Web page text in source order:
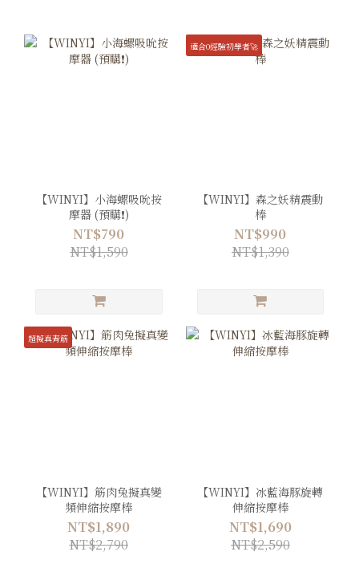
【WINYI】小海螺吸吮按
摩器 (預購❗️)
NT$790
NT$1,590
適合0經驗初學者🚀
【WINYI】森之妖精震動
棒
NT$990
NT$1,390
超擬真青筋
【WINYI】筋肉兔擬真變
頻伸縮按摩棒
NT$1,890
NT$2,790
【WINYI】冰藍海豚旋轉
伸縮按摩棒
NT$1,690
NT$2,590